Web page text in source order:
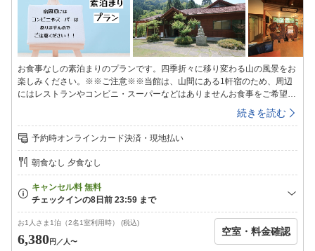
お食事なしの素泊まりのプランです。四季折々に移り変わる山の風景をお
楽しみください。※※ご注意※※当館は、山間にある1軒宿のため、周辺
にはレストランやコンビニ・スーパーなどはありませんお食事をご希望の
お客様は、お食事つきプランからご予約ができます★*゜*☆*゜**゜*☆*゜
*★*゜*☆*゜**゜*☆*゜*★*゜*☆*山奥に佇むヤマメ養殖とジビエ料理の
宿。春には新緑の芽吹きを・・・夏には蛍飛び交う清流を・・・秋には紅
葉に燃ゆる山水を・・・冬には冴ゆ夜空に瞬く寒昴を☆四季の移ろいを楽
しめる山のお宿をお楽しみください【館内施設】◇客室◇昔ながらの和室
です。4.5畳から2間続きの和室までご利用シーンに合わせてご自由にお選
びください。※ペット受入不可※ご希望のお客様はペット専用プランから
ご予約をお願いいたします。◇共有スペース◇冷凍冷蔵庫、電子レンジが
あります。ご自由にお使いください。◇お風呂◇1か所の貸切風呂となっ
ていますので、空いているタイミングでご利用ください。＜入浴時間＞１
６：００〜２１：００※朝はシャワーのみ利用可能です◇備品・アメニテ
ィ◇シャンプー・リンス・ボディーソープ・石鹸・バスタオル・タオル・
続きを読む
予約時オンラインカード決済・現地払い
朝食なし 夕食なし
お1人さま1泊（2名1室利用時） (税込)
6,380円 ／人〜
空室・料金確認